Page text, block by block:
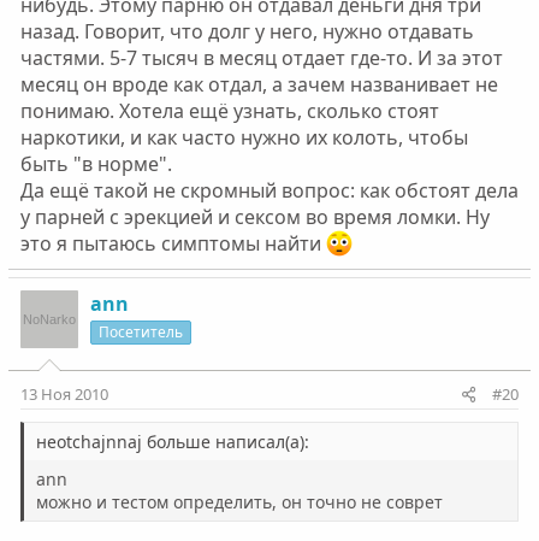
назад. Говорит, что долг у него, нужно отдавать
частями. 5-7 тысяч в месяц отдает где-то. И за этот
месяц он вроде как отдал, а зачем названивает не
понимаю. Хотела ещё узнать, сколько стоят
наркотики, и как часто нужно их колоть, чтобы
быть "в норме".
Да ещё такой не скромный вопрос: как обстоят дела
у парней с эрекцией и сексом во время ломки. Ну
это я пытаюсь симптомы найти
ann
Посетитель
13 Ноя 2010 #20
неotchajnnaj больше написал(а):
ann
можно и тестом определить, он точно не соврет